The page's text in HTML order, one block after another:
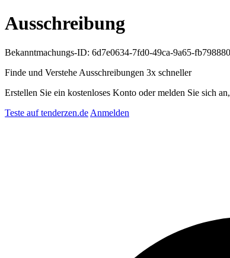
Ausschreibung
Bekanntmachungs-ID: 6d7e0634-7fd0-49ca-9a65-
Finde und Verstehe Ausschreibungen 3x schneller
Erstellen Sie ein kostenloses Konto oder melden Sie sich
Teste auf tenderzen.de Anmelden